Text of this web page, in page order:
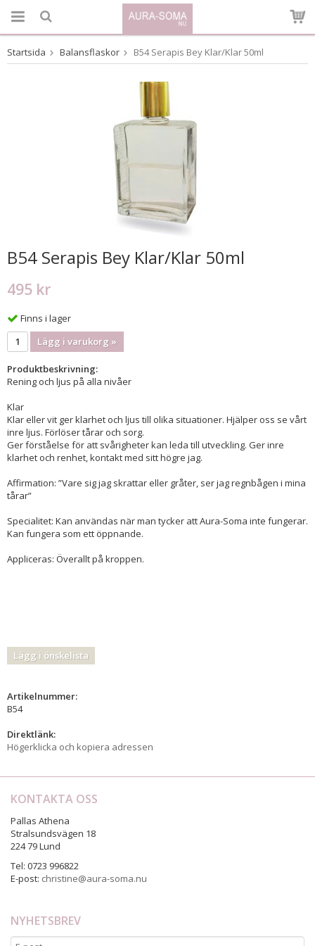
Produkten har blivit tillagd i varukorgen
Startsida Balansflaskor B54 Serapis Bey Klar/Klar 50ml
B54 Serapis Bey Klar/Klar 50ml
495 kr
Finns i lager
Lägg i varukorg »
Produktbeskrivning:
Rening och ljus på alla nivåer
Klar
Klar eller vit ger klarhet och ljus till olika situationer. Hjälper oss se vårt
inre ljus. Förlöser tårar och sorg.
Ger förståelse för att svårigheter kan leda till utveckling. Ger inre
klarhet och renhet, kontakt med sitt högre jag.
Affirmation: ”Vare sig jag skrattar eller gråter, ser jag regnbågen i mina
tårar”
Specialitet: Kan användas när man tycker att Aura-Soma inte fungerar.
Kan fungera som ett öppnande.
Appliceras: Överallt på kroppen.
Lägg i önskelista
Artikelnummer:
B54
Direktlänk:
Högerklicka och kopiera adressen
KONTAKTA OSS
Pallas Athena
Stralsundsvägen 18
224 79 Lund
Tel: 0723 996822
E-post: christine@aura-soma.nu
NYHETSBREV